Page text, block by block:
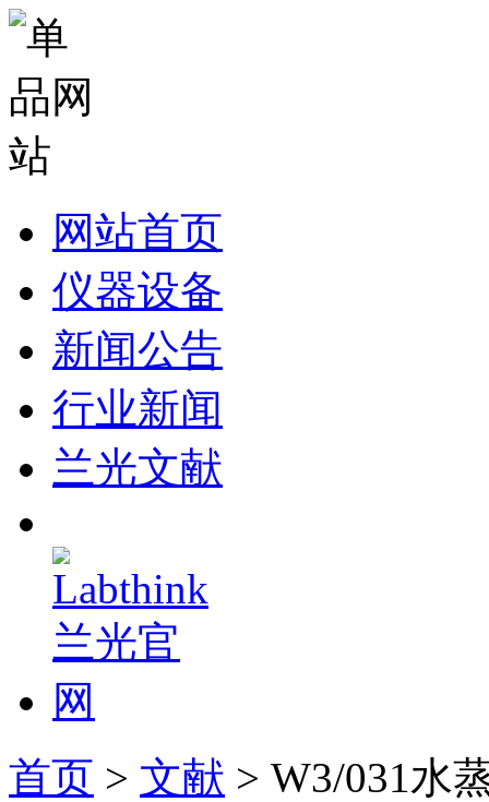
网站首页
仪器设备
新闻公告
行业新闻
兰光文献
首页 > 文献 > W3/031水